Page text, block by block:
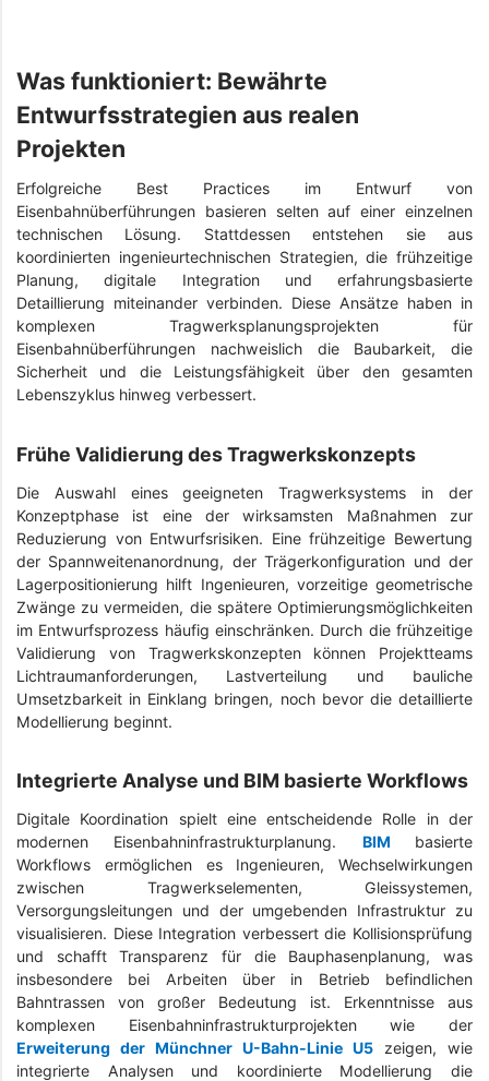
Was funktioniert: Bewährte
Entwurfsstrategien aus realen
Projekten
Erfolgreiche Best Practices im Entwurf von
Eisenbahnüberführungen basieren selten auf einer einzelnen
technischen Lösung. Stattdessen entstehen sie aus
koordinierten ingenieurtechnischen Strategien, die frühzeitige
Planung, digitale Integration und erfahrungsbasierte
Detaillierung miteinander verbinden. Diese Ansätze haben in
komplexen Tragwerksplanungsprojekten für
Eisenbahnüberführungen nachweislich die Baubarkeit, die
Sicherheit und die Leistungsfähigkeit über den gesamten
Lebenszyklus hinweg verbessert.
Frühe Validierung des Tragwerkskonzepts
Die Auswahl eines geeigneten Tragwerksystems in der
Konzeptphase ist eine der wirksamsten Maßnahmen zur
Reduzierung von Entwurfsrisiken. Eine frühzeitige Bewertung
der Spannweitenanordnung, der Trägerkonfiguration und der
Lagerpositionierung hilft Ingenieuren, vorzeitige geometrische
Zwänge zu vermeiden, die spätere Optimierungsmöglichkeiten
im Entwurfsprozess häufig einschränken. Durch die frühzeitige
Validierung von Tragwerkskonzepten können Projektteams
Lichtraumanforderungen, Lastverteilung und bauliche
Umsetzbarkeit in Einklang bringen, noch bevor die detaillierte
Modellierung beginnt.
Integrierte Analyse und BIM basierte Workflows
Digitale Koordination spielt eine entscheidende Rolle in der
modernen Eisenbahninfrastrukturplanung. BIM basierte
Workflows ermöglichen es Ingenieuren, Wechselwirkungen
zwischen Tragwerkselementen, Gleissystemen,
Versorgungsleitungen und der umgebenden Infrastruktur zu
visualisieren. Diese Integration verbessert die Kollisionsprüfung
und schafft Transparenz für die Bauphasenplanung, was
insbesondere bei Arbeiten über in Betrieb befindlichen
Bahntrassen von großer Bedeutung ist. Erkenntnisse aus
komplexen Eisenbahninfrastrukturprojekten wie der
Erweiterung der Münchner U-Bahn-Linie U5 zeigen, wie
integrierte Analysen und koordinierte Modellierung die